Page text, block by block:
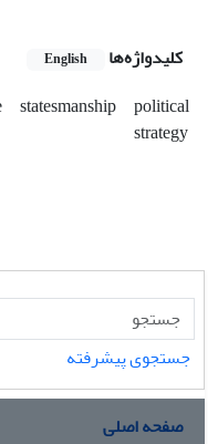
کلیدواژه‌ها English
statesmanship political
strategy
جستجوی پیشرفته
صفحه اصلی